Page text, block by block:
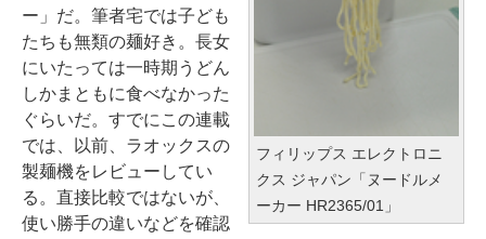
フィリップス エレクトロニ
クス ジャパン「ヌードルメ
ーカー HR2365/01」
ー」だ。筆者宅では子ども
たちも無類の麺好き。長女
にいたっては一時期うどん
しかまともに食べなかった
ぐらいだ。すでにこの連載
では、以前、ラオックスの
製麺機をレビューしてい
る。直接比較ではないが、
使い勝手の違いなどを確認